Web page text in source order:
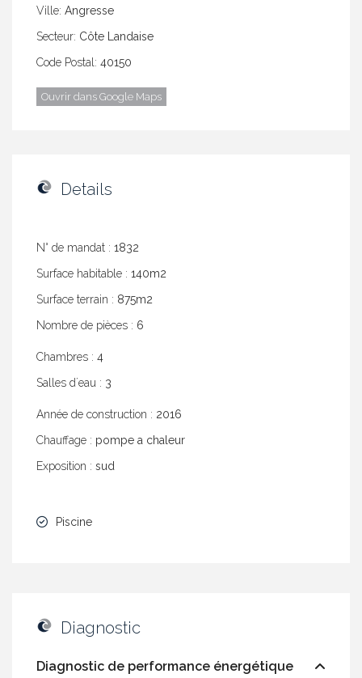
Ville: Angresse
Secteur: Côte Landaise
Code Postal: 40150
Ouvrir dans Google Maps
Details
N° de mandat : 1832
Surface habitable : 140m2
Surface terrain : 875m2
Nombre de pièces : 6
Chambres : 4
Salles dʼeau : 3
Année de construction : 2016
Chauffage : pompe a chaleur
Exposition : sud
Piscine
Diagnostic
Diagnostic de performance énergétique